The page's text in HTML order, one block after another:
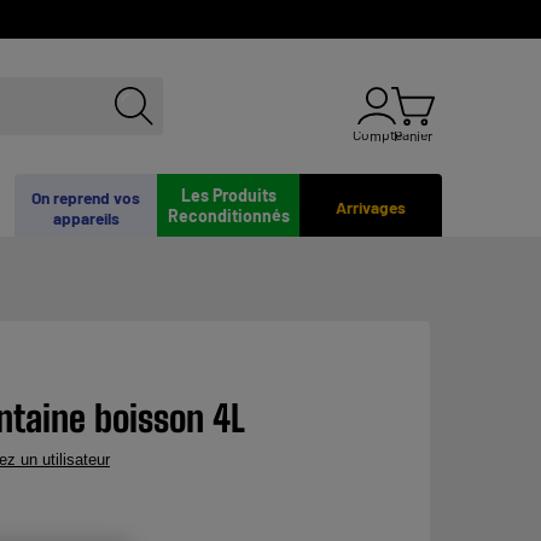
ComptePanier
Arrivages
Les Produits
Reconditionnés
On reprend vos
appareils
boisson 4L
un utilisateur